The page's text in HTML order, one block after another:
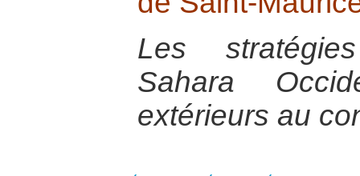
Les
Sahara
extérieurs au